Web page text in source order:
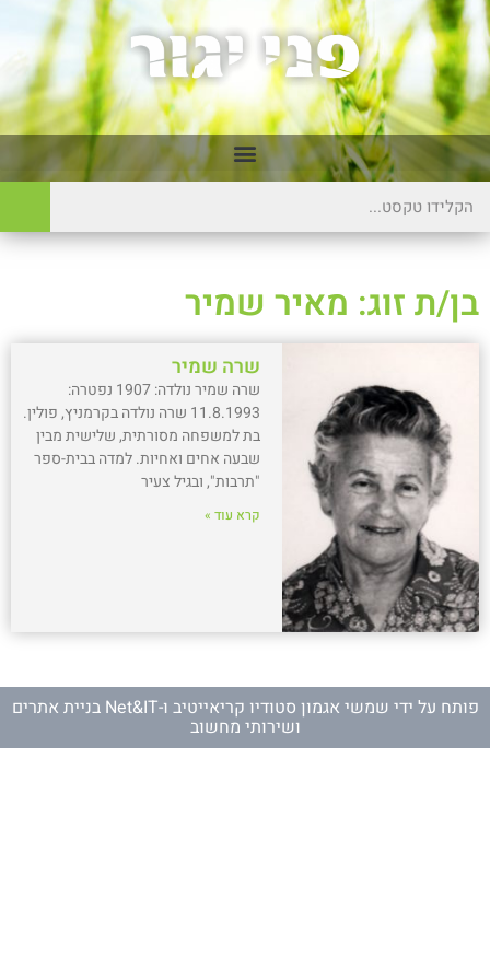
בן/ת זוג: מאיר שמיר
שרה שמיר
שרה שמיר נולדה: 1907 נפטרה:
11.8.1993 שרה נולדה בקרמניץ, פולין.
בת למשפחה מסורתית, שלישית מבין
שבעה אחים ואחיות. למדה בבית-ספר
"תרבות", ובגיל צעיר
קרא עוד »
פותח על ידי שמשי אגמון סטודיו קריאייטיב ו- Net&IT בניית אתרים
ושירותי מחשוב